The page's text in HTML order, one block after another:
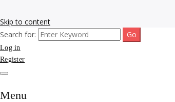
Skip to content
รับจ้างโพสขายบ้าน
SEOขายของ บ้านที่
รับโพสต์เว็บขายบ้าน อสังหา ทำSEOรายเดือนราคาถู
Search for:
Log in
Register
Menu